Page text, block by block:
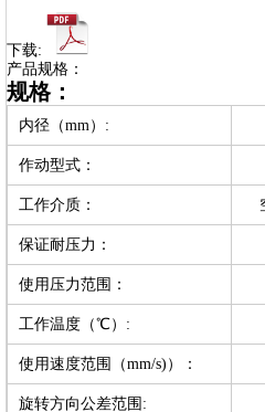
下载:
产品规格：
规格：
内径（mm）:
作动型式：
工作介质：
保证耐压力：
使用压力范围：
工作温度（℃）:
使用速度范围（mm/s)）：
旋转方向公差范围: